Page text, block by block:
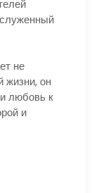
не
жизни, он
любовь к
и